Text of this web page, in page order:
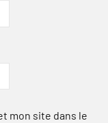
mon site dans le